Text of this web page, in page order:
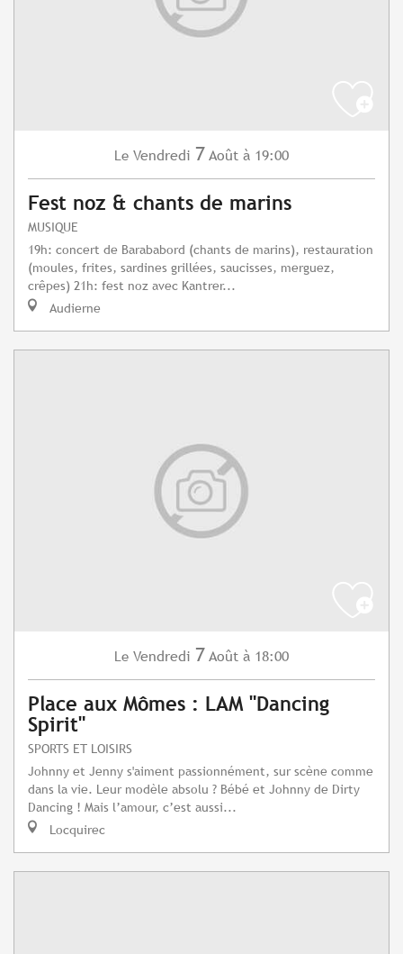
Le Vendredi 7 Août à 19:00
Fest noz & chants de marins
MUSIQUE
19h: concert de Barababord (chants de marins), restauration
(moules, frites, sardines grillées, saucisses, merguez,
crêpes) 21h: fest noz avec Kantrer...
Audierne
Le Vendredi 7 Août à 18:00
Place aux Mômes : LAM "Dancing
Spirit"
SPORTS ET LOISIRS
Johnny et Jenny s'aiment passionnément, sur scène comme
dans la vie. Leur modèle absolu ? Bébé et Johnny de Dirty
Dancing ! Mais l’amour, c’est aussi...
Locquirec